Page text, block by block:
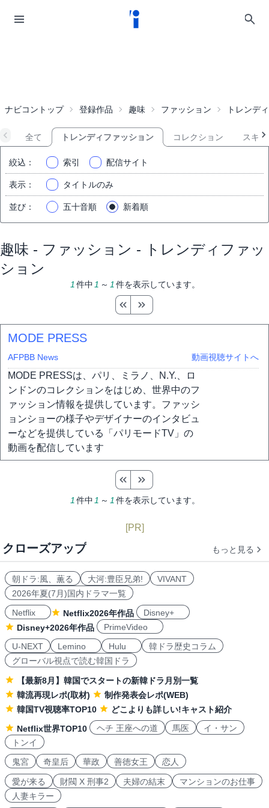
ナビコントップ 登録作品 趣味 ファッション トレンデ
全て トレンディファッション コレクション スキ
絞込 ： 索引 配信サイト
表示 ： タイトルのみ
並び ： 五十音順 新着順
趣味 - ファッション - トレンディファッ
ション
1 件中 1 ～ 1 件を表示しています。
MODE PRESS
AFPBB News 動画視聴サイトへ
MODE PRESSは、パリ、ミラノ、N.Y.、ロ
ンドンのコレクションをはじめ、世界中のフ
ァッション情報を提供しています。ファッシ
ョンショーの様子やデザイナーのインタビュ
ーなどを提供している「パリモードTV」の
動画を配信しています
1 件中 1 ～ 1 件を表示しています。
[PR]
クローズアップ もっと見る
朝ドラ:風、薫る 大河:豊臣兄弟!
VIVANT
2026年夏(7月)国内ドラマ一覧
Netflix
Netflix2026年作品
Disney+
Disney+2026年作品
PrimeVideo
U-NEXT
Lemino Hulu
韓ドラ歴史コラム
グローバル視点で読む韓国ドラ
【最新8月】韓国でスタートの新韓ドラ月別一覧
韓流再現レポ(取材)
制作発表会レポ(WEB)
韓国TV視聴率TOP10
どこよりも詳しい!キャスト紹介
Netflix世界TOP10
ヘチ 王座への道 馬医
イ・サン
トンイ
鬼宮
奇皇后 華政 善徳女王 恋人
愛が来る 財閥 X 刑事2 夫婦の結末
マンションのお仕事
人妻キラー